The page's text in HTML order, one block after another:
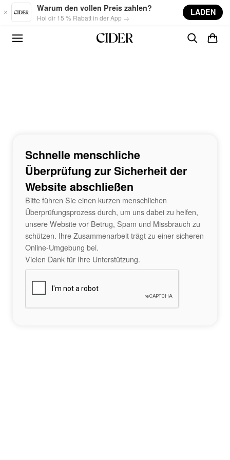
Skip to main content
Warum den vollen Preis zahlen?
Hol dir 15 % Rabatt in der App →
LADEN
Schnelle menschliche
Überprüfung zur Sicherheit der
Website abschließen
Bitte führen Sie einen kurzen menschlichen
Überprüfungsprozess durch, um uns dabei zu helfen,
unsere Website vor Betrug, Spam und Missbrauch zu
schützen. Ihre Zusammenarbeit trägt zu einer sicheren
Online-Umgebung bei.
Vielen Dank für Ihre Unterstützung.